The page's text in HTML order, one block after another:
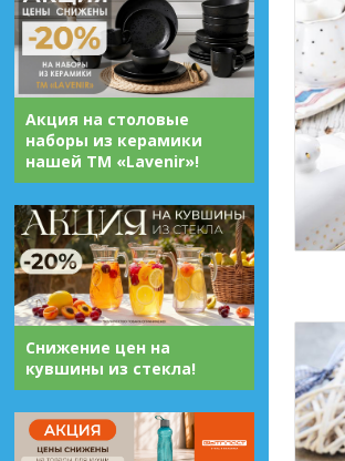
Акция на столовые
наборы из керамики
нашей ТМ «Lavenir»!
Снижение цен на
кувшины из стекла!